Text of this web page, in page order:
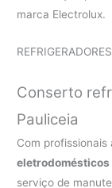
marca Electrolux.
REFRIGERADORES
Conserto
Pauliceia
Com
eletrodomésticos
serviço de